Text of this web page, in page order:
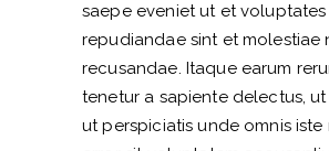
saepe eveniet ut et voluptates
repudiandae sint et molestiae
recusandae. Itaque earum
tenetur a sapiente delectus, ut
ut perspiciatis unde omnis iste